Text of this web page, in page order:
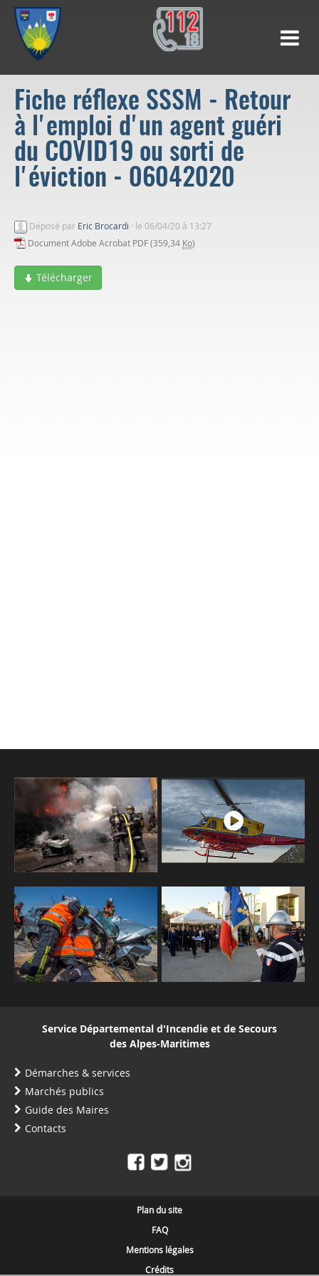
Fiche réflexe SSSM - Retour
à l'emploi d'un agent guéri
du COVID19 ou sorti de
l'éviction - 06042020
Déposé par Eric Brocardi · le 06/04/20 à 13:27
Document Adobe Acrobat PDF (359,34 Ko)
Télécharger
Service Départemental d'Incendie et de Secours
des Alpes-Maritimes
Démarches & services
Marchés publics
Guide des Maires
Contacts
Plan du site
FAQ
Mentions légales
Crédits